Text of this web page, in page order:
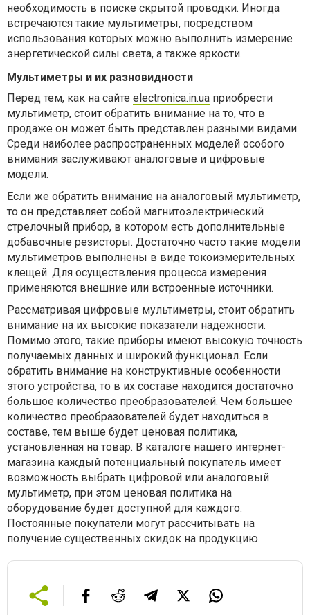
необходимость в поиске скрытой проводки. Иногда
встречаются такие мультиметры, посредством
использования которых можно выполнить измерение
энергетической силы света, а также яркости.
Мультиметры и их разновидности
Перед тем, как на сайте electronica.in.ua приобрести
мультиметр, стоит обратить внимание на то, что в
продаже он может быть представлен разными видами.
Среди наиболее распространенных моделей особого
внимания заслуживают аналоговые и цифровые
модели.
Если же обратить внимание на аналоговый мультиметр,
то он представляет собой магнитоэлектрический
стрелочный прибор, в котором есть дополнительные
добавочные резисторы. Достаточно часто такие модели
мультиметров выполнены в виде токоизмерительных
клещей. Для осуществления процесса измерения
применяются внешние или встроенные источники.
Рассматривая цифровые мультиметры, стоит обратить
внимание на их высокие показатели надежности.
Помимо этого, такие приборы имеют высокую точность
получаемых данных и широкий функционал. Если
обратить внимание на конструктивные особенности
этого устройства, то в их составе находится достаточно
большое количество преобразователей. Чем большее
количество преобразователей будет находиться в
составе, тем выше будет ценовая политика,
установленная на товар. В каталоге нашего интернет-
магазина каждый потенциальный покупатель имеет
возможность выбрать цифровой или аналоговый
мультиметр, при этом ценовая политика на
оборудование будет доступной для каждого.
Постоянные покупатели могут рассчитывать на
получение существенных скидок на продукцию.